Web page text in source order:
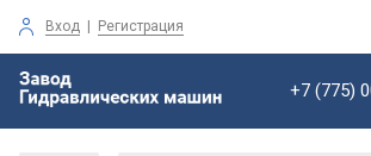
Вход | Регистрация
+7 (775)